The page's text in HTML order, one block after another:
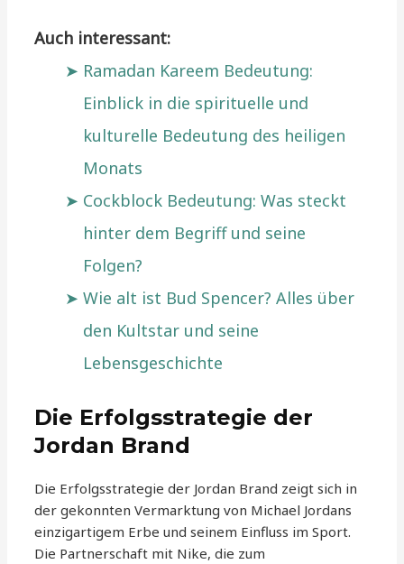
Auch interessant:
Ramadan Kareem Bedeutung:
Einblick in die spirituelle und
kulturelle Bedeutung des heiligen
Monats
Cockblock Bedeutung: Was steckt
hinter dem Begriff und seine
Folgen?
Wie alt ist Bud Spencer? Alles über
den Kultstar und seine
Lebensgeschichte
Die Erfolgsstrategie der
Jordan Brand
Die Erfolgsstrategie der Jordan Brand zeigt sich in
der gekonnten Vermarktung von Michael Jordans
einzigartigem Erbe und seinem Einfluss im Sport.
Die Partnerschaft mit Nike, die zum